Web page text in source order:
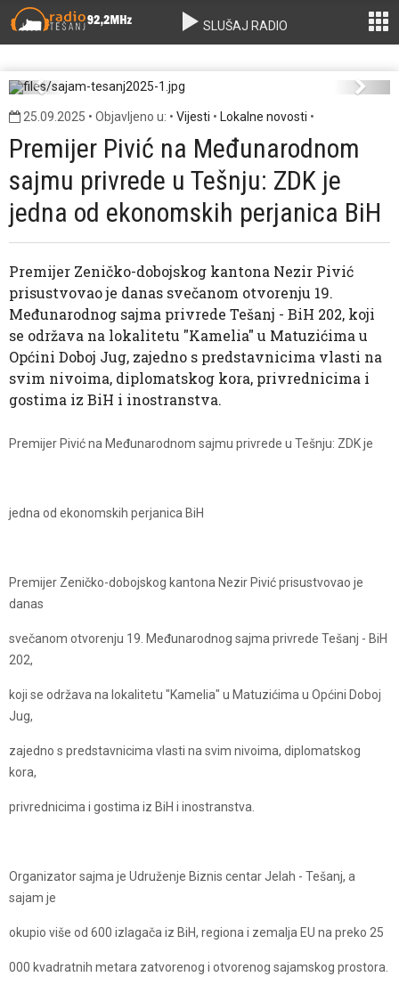
SLUŠAJ RADIO
Previous Next
25.09.2025 • Objavljeno u: • Vijesti • Lokalne novosti •
Premijer Pivić na Međunarodnom
sajmu privrede u Tešnju: ZDK je
jedna od ekonomskih perjanica BiH
Premijer Zeničko-dobojskog kantona Nezir Pivić
prisustvovao je danas svečanom otvorenju 19.
Međunarodnog sajma privrede Tešanj - BiH 202, koji
se održava na lokalitetu "Kamelia" u Matuzićima u
Općini Doboj Jug, zajedno s predstavnicima vlasti na
svim nivoima, diplomatskog kora, privrednicima i
gostima iz BiH i inostranstva.
Premijer Pivić na Međunarodnom sajmu privrede u Tešnju: ZDK je
jedna od ekonomskih perjanica BiH
Premijer Zeničko-dobojskog kantona Nezir Pivić prisustvovao je
danas
svečanom otvorenju 19. Međunarodnog sajma privrede Tešanj - BiH
202,
koji se održava na lokalitetu "Kamelia" u Matuzićima u Općini Doboj
Jug,
zajedno s predstavnicima vlasti na svim nivoima, diplomatskog
kora,
privrednicima i gostima iz BiH i inostranstva.
Organizator sajma je Udruženje Biznis centar Jelah - Tešanj, a
sajam je
okupio više od 600 izlagača iz BiH, regiona i zemalja EU na preko 25
000 kvadratnih metara zatvorenog i otvorenog sajamskog prostora.